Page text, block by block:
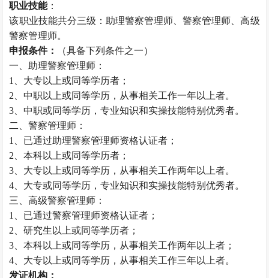
职业技能：
该职业技能共分三级：助理警察管理师、警察管理师、高级
警察管理师。
申报条件：
（具备下列条件之一）
一、助理警察管理师：
1、大专以上或同等学历者；
2、中职以上或同等学历，从事相关工作一年以上者。
3、中职或同等学历，专业知识和实操技能特别优秀者。
二、警察管理师：
1、已通过助理警察管理师资格认证者；
2、本科以上或同等学历者；
3、大专以上或同等学历，从事相关工作两年以上者。
4、大专或同等学历，专业知识和实操技能特别优秀者。
三、高级警察管理师：
1、已通过警察管理师资格认证者；
2、研究生以上或同等学历者；
3、本科以上或同等学历，从事相关工作两年以上者；
4、大专以上或同等学历，从事相关工作三年以上者。
发证机构：